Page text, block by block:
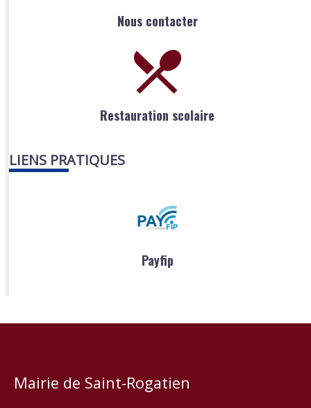
Nous contacter
Restauration scolaire
LIENS PRATIQUES
Payfip
Mairie de Saint-Rogatien